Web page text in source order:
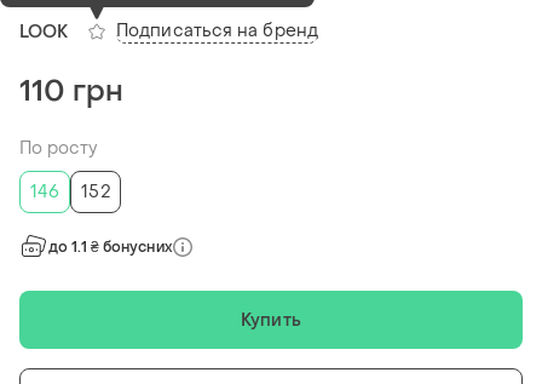
LOOK Подписаться на бренд
110 грн
По росту
146
152
до 1.1 ₴ бонусних
Купить